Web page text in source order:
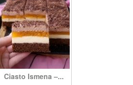
Ciasto Ismena –...